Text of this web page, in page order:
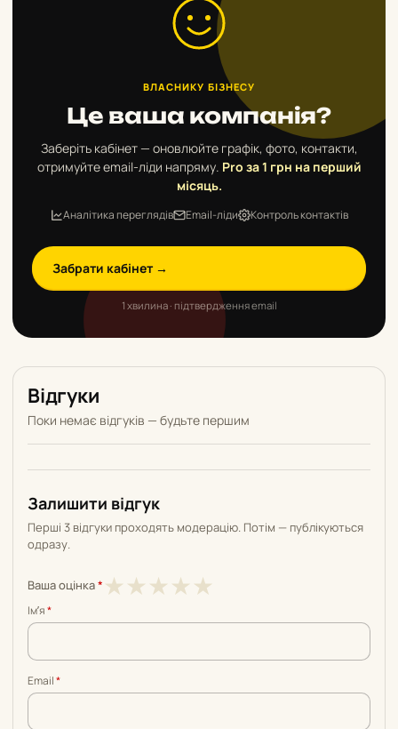
ВЛАСНИКУ БІЗНЕСУ
Це ваша компанія?
Заберіть кабінет — оновлюйте графік, фото, контакти,
отримуйте email-ліди напряму. Pro за 1 грн на перший
місяць.
Аналітика переглядів Email-ліди Контроль контактів
Забрати кабінет →
1 хвилина · підтвердження email
Відгуки
Поки немає відгуків — будьте першим
Залишити відгук
Перші 3 відгуки проходять модерацію. Потім — публікуються
одразу.
Ваша оцінка* ★
5
★4
5
★3
5
★2
5
★1
5
Імʼя*
Email*